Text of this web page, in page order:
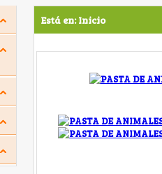
Está en:Inicio